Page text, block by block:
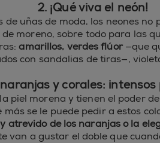
2. ¡Qué viva el neón!
de uñas de moda, los neones
moreno, sobre todo para las
amarillos, verdes flúor—que
con sandalias de tiras—,
naranjas y corales:
piel morena y tienen el poder
se le puede pedir a estos
atrevido de los naranjas o la
van a gustar el doble que